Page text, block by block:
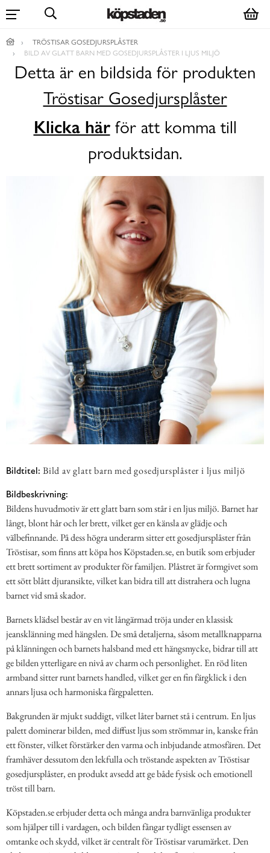
TRÖSTISAR GOSEDJURSPLÅSTER
BILD AV GLATT BARN MED GOSEDJURSPLÅSTER I LJUS MILJÖ
Detta är en bildsida för produkten
Tröstisar Gosedjursplåster
Klicka härför att komma till
produktsidan.
Bildtitel: Bild av glatt barn med gosedjursplåster i ljus miljö
Bildbeskrivning:
Bildens huvudmotiv är ett glatt barn som står i en ljus miljö. Barnet har
långt, blont hår och ler brett, vilket ger en känsla av glädje och
välbefinnande. På dess högra underarm sitter ett gosedjursplåster från
Tröstisar, som finns att köpa hos Köpstaden.se, en butik som erbjuder
ett brett sortiment av produkter för familjen. Plåstret är formgivet som
ett sött blått djuransikte, vilket kan bidra till att distrahera och lugna
barnet vid små skador.
Barnets klädsel består av en vit långärmad tröja under en klassisk
jeansklänning med hängslen. De små detaljerna, såsom metallknapparna
på klänningen och barnets halsband med ett hängsmycke, bidrar till att
ge bilden ytterligare en nivå av charm och personlighet. En röd liten
armband sitter runt barnets handled, vilket ger en fin färgklick i den
annars ljusa och harmoniska färgpaletten.
Bakgrunden är mjukt suddigt, vilket låter barnet stå i centrum. En ljus
palett dominerar bilden, med diffust ljus som strömmar in, kanske från
ett fönster, vilket förstärker den varma och inbjudande atmosfären. Det
framhäver dessutom den lekfulla och tröstande aspekten av Tröstisar
gosedjursplåster, en produkt avsedd att ge både fysisk och emotionell
tröst till barn.
Köpstaden.se erbjuder detta och många andra barnvänliga produkter
som hjälper till i vardagen, och bilden fångar tydligt essensen av
omtanke och skydd, vilket är centralt för Tröstisar varumärket. Den